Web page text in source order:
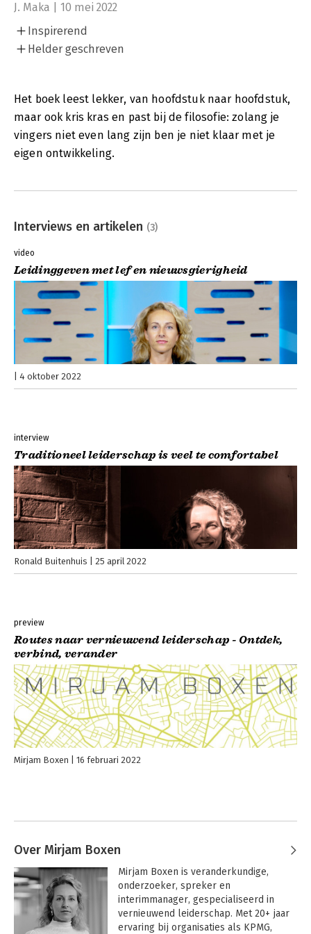
J. Maka | 10 mei 2022
Inspirerend
Helder geschreven
Het boek leest lekker, van hoofdstuk naar hoofdstuk,
maar ook kris kras en past bij de filosofie: zolang je
vingers niet even lang zijn ben je niet klaar met je
eigen ontwikkeling.
Interviews en artikelen (3)
video
Leidinggeven met lef en nieuwsgierigheid
4 oktober 2022
interview
Traditioneel leiderschap is veel te comfortabel
Ronald Buitenhuis 25 april 2022
preview
Routes naar vernieuwend leiderschap - Ontdek,
verbind, verander
Mirjam Boxen 16 februari 2022
Over Mirjam Boxen
Mirjam Boxen is veranderkundige,
onderzoeker, spreker en
interimmanager, gespecialiseerd in
vernieuwend leiderschap. Met 20+ jaar
ervaring bij organisaties als KPMG,